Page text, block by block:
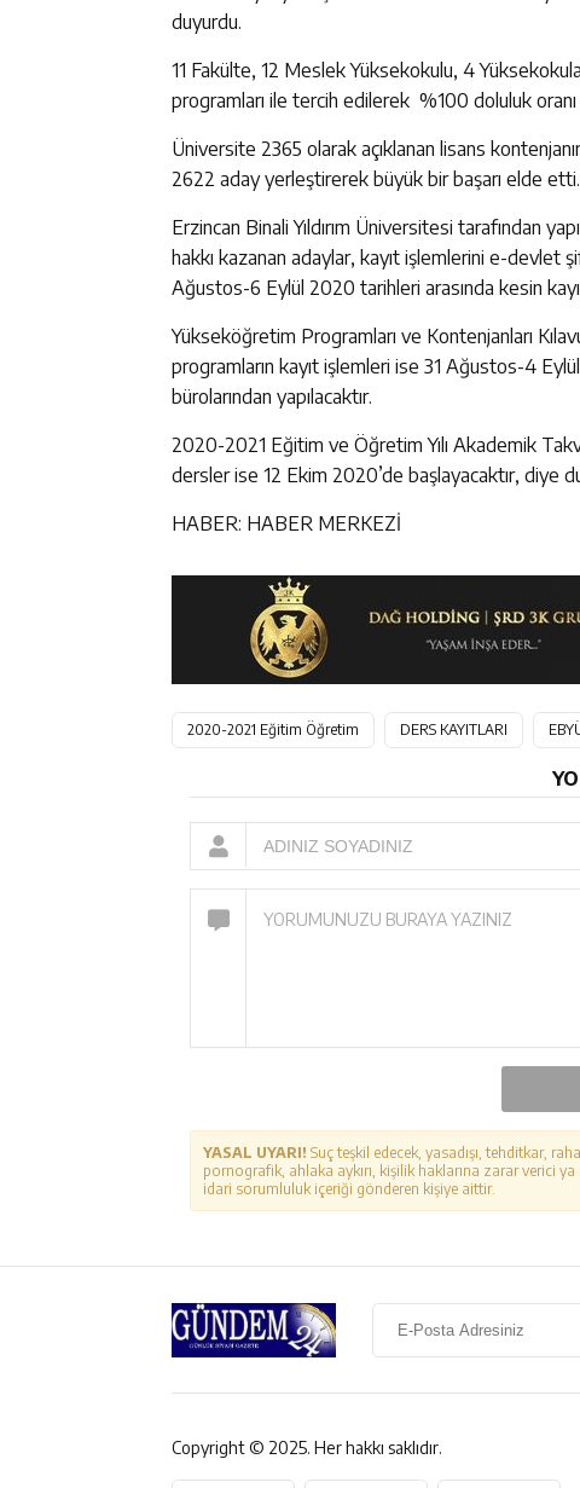
duyurdu.
11 Fakülte, 12 Meslek Yüksekokulu, 4
programları ile tercih edilerek %100 doluluk oranı
Üniversite 2365 olarak açıklanan lisans
2622 aday yerleştirerek büyük bir başarı elde etti.
Erzincan Binali Yıldırım Üniversitesi tarafından
hakkı kazanan adaylar, kayıt işlemlerini e-devlet
Ağustos-6 Eylül 2020 tarihleri arasında kesin
Yükseköğretim Programları ve Kontenjanları
programların kayıt işlemleri ise 31 Ağustos-4
bürolarından yapılacaktır.
2020-2021 Eğitim ve Öğretim Yılı Akademik
dersler ise 12 Ekim 2020’de başlayacaktır, diye
HABER: HABER MERKEZİ
2020-2021 Eğitim Öğretim DERS KAYITLARI
YASAL UYARI! Suç teşkil edecek, yasadışı, tehditkar,
pornografik, ahlaka aykırı, kişilik haklarına zarar verici
idari sorumluluk içeriği gönderen kişiye aittir.
Copyright © 2025. Her hakkı saklıdır.